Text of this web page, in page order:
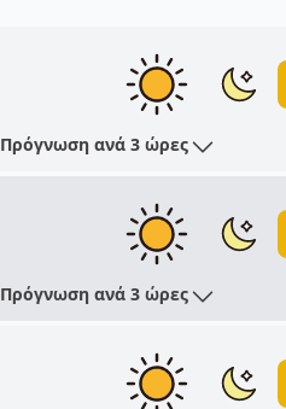
Πρόγνωση ανά 3 ώρες
Πρόγνωση ανά 3 ώρες